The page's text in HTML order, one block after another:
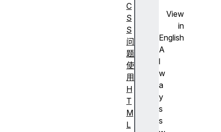
View
in
English
A
l
w
a
y
s
s
C
S
S
问
题
使
用
H
T
M
L